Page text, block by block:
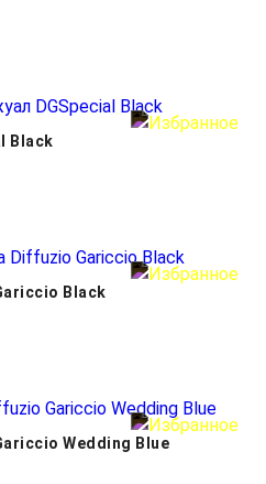
Black
Black
Wedding Blue